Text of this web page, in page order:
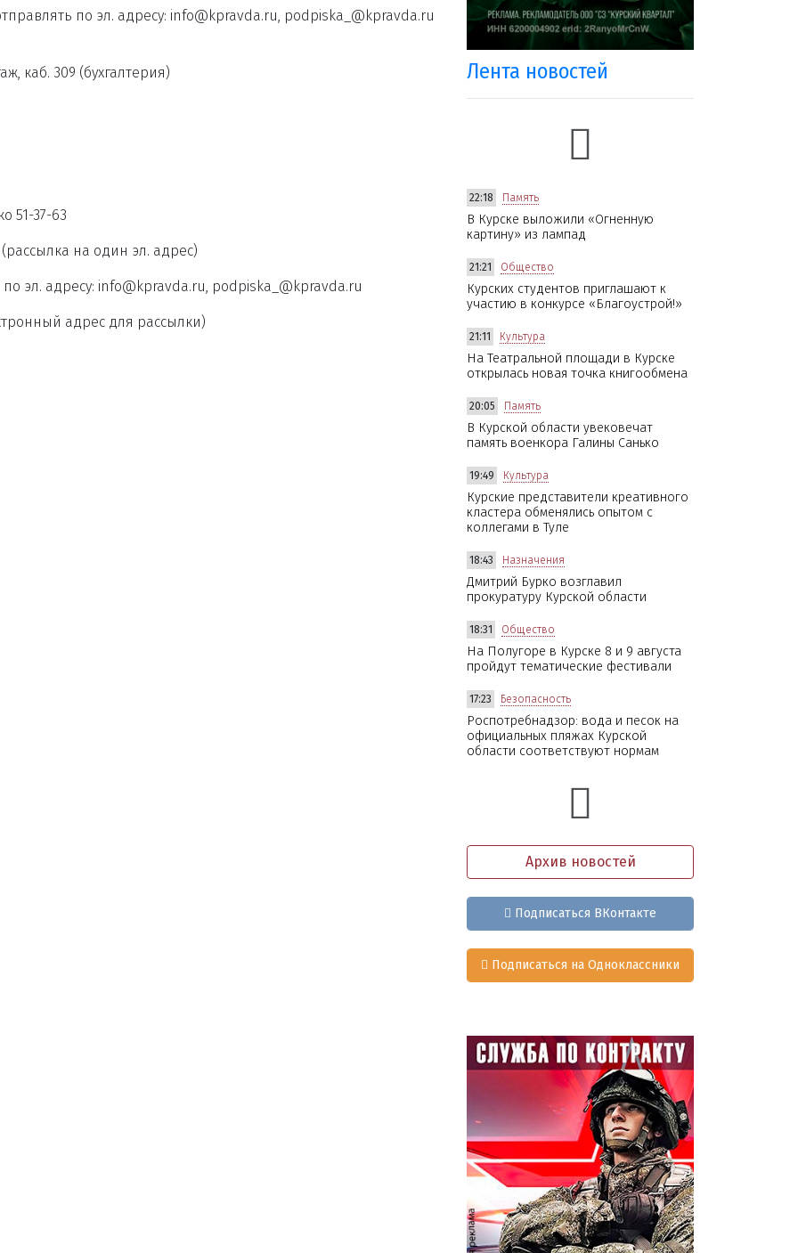
по эл. адресу: info@kpravda.ru, podpiska_@kpravda.ru
каб. 309 (бухгалтерия)
51-37-63
на один эл. адрес)
эл. адресу: info@kpravda.ru, podpiska_@kpravda.ru
адрес для рассылки)
Лента новостей
22:18 Память
В Курске выложили «Огненную
картину» из лампад
21:21 Общество
Курских студентов приглашают к
участию в конкурсе «Благоустрой!»
21:11 Культура
На Театральной площади в Курске
открылась новая точка книгообмена
20:05 Память
В Курской области увековечат
память военкора Галины Санько
19:49 Культура
Курские представители креативного
кластера обменялись опытом с
коллегами в Туле
18:43 Назначения
Дмитрий Бурко возглавил
прокуратуру Курской области
18:31 Общество
На Полугоре в Курске 8 и 9 августа
пройдут тематические фестивали
17:23 Безопасность
Роспотребнадзор: вода и песок на
официальных пляжах Курской
области соответствуют нормам
Архив новостей
Подписаться ВКонтакте
Подписаться на Одноклассники